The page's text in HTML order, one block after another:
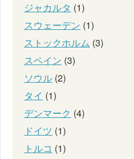
ジャカルタ (1)
スウェーデン (1)
ストックホルム (3)
スペイン (3)
ソウル (2)
タイ (1)
デンマーク (4)
ドイツ (1)
トルコ (1)